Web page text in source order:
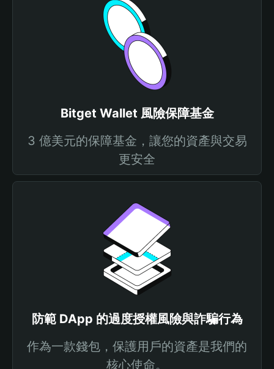
Bitget Wallet 風險保障基金
3 億美元的保障基金，讓您的資產與交易
更安全
防範 DApp 的過度授權風險與詐騙行為
作為一款錢包，保護用戶的資產是我們的
核心使命。